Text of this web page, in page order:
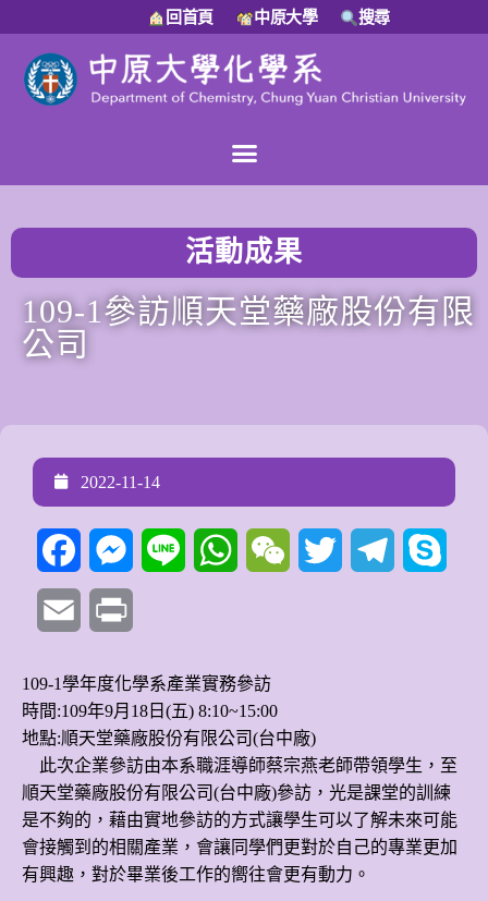
回首頁 中原大學 搜尋
活動成果
109-1參訪順天堂藥廠股份有限
公司
2022-11-14
FacebookMessengerLine WhatsAppWeChat Twitter Telegram
Email
109-1學年度化學系產業實務參訪
時間:109年9月18日(五) 8:10~15:00
地點:順天堂藥廠股份有限公司(台中廠)
此次企業參訪由本系職涯導師蔡宗燕老師帶領學生，至
順天堂藥廠股份有限公司(台中廠)參訪，光是課堂的訓練
是不夠的，藉由實地參訪的方式讓學生可以了解未來可能
會接觸到的相關產業，會讓同學們更對於自己的專業更加
有興趣，對於畢業後工作的嚮往會更有動力。